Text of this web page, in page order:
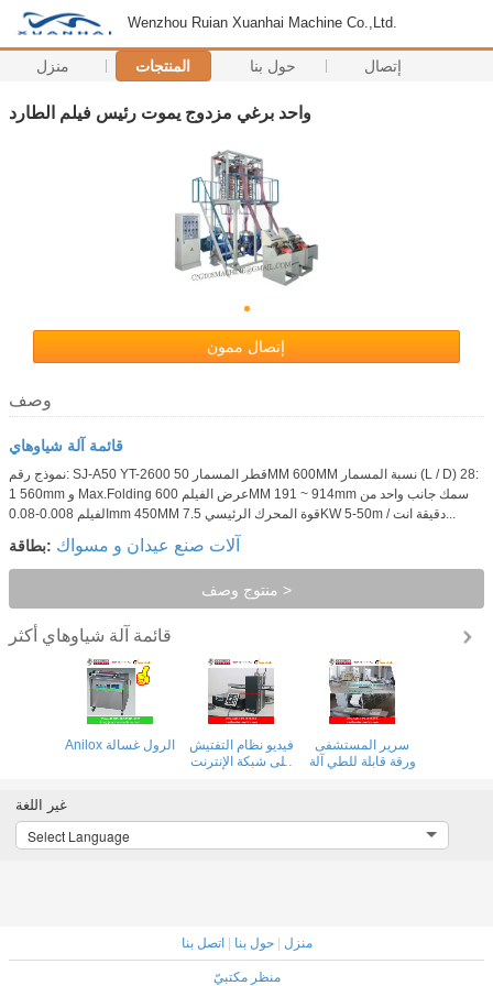
Wenzhou Ruian Xuanhai Machine Co.,Ltd.
منزل المنتجات حول بنا إتصال
واحد برغي مزدوج يموت رئيس فيلم الطارد
إتصال ممون
وصف
قائمة آلة شياوهاي
نموذج رقم: SJ-A50 YT-2600 قطر المسمار 50MM 600MM نسبة المسمار (L / D) 28:
1 560mm و Max.Folding عرض الفيلم 600MM 191 ~ 914mm سمك جانب واحد من
الفيلم 0.008-0.08mm 450MM قوة المحرك الرئيسي 7.5KW 5-50m / دقيقة انت...
بطاقة: آلات صنع عيدان و مسواك
منتوج وصف >
قائمة آلة شياوهاي
Anilox الرول غسالة
فيديو نظام التفتيش
على شبكة الإنترنت
سرير المستشفى
ورقة قابلة للطي آلة
غير اللغة
Select Language
منزل |حول بنا |اتصل بنا
منظر مكتبيّ